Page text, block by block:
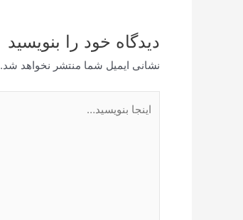
دیدگاه‌ خود را بنویسید
نشانی ایمیل شما منتشر نخواهد شد.
بنویسید…